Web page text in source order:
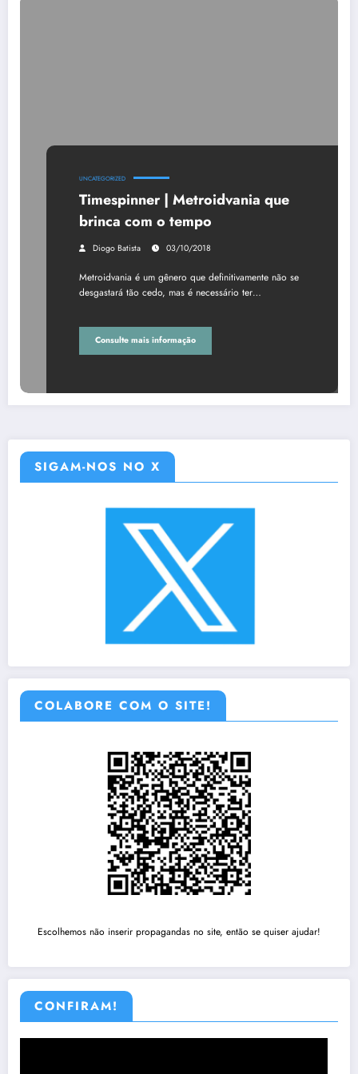
UNCATEGORIZED
Timespinner | Metroidvania que
brinca com o tempo
Diogo Batista 03/10/2018
Metroidvania é um gênero que definitivamente não se
desgastará tão cedo, mas é necessário ter…
Consulte mais informação
SIGAM-NOS NO X
COLABORE COM O SITE!
Escolhemos não inserir propagandas no site, então se quiser ajudar!
CONFIRAM!